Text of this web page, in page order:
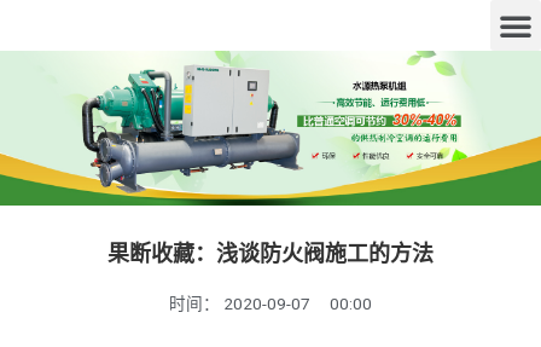
果断收藏：浅谈防火阀施工的方法
时间： 2020-09-07 00:00